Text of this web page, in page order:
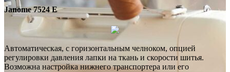
Janome 7524 E
Автоматическая, с горизонтальным челноком, опцией
регулировки давления лапки на ткань и скорости шитья.
Возможна настройка нижнего транспортера или его